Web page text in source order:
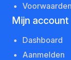
Voorwaarden
Mijn account
Dashboard
Aanmelden